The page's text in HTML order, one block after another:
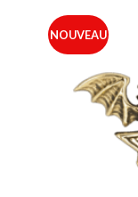
NOUVEAU